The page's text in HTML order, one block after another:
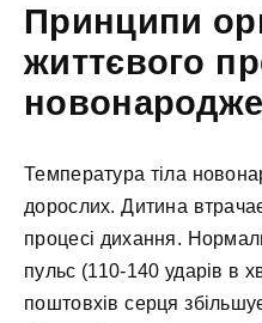
Принципи
життєвого
Температура тіла
дорослих. Дитина
процесі дихання.
пульс (110-140 ударів в
поштовхів серця